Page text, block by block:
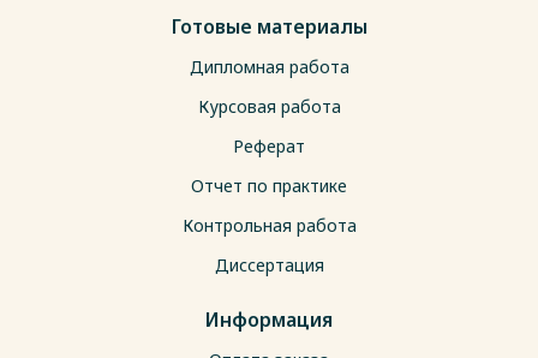
Готовые материалы
Дипломная работа
Курсовая работа
Реферат
Отчет по практике
Контрольная работа
Диссертация
Информация